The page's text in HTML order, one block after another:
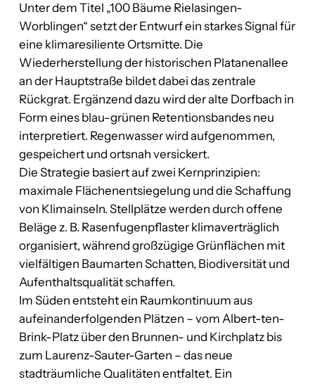
Unter dem Titel „100 Bäume Rielasingen-
Worblingen“ setzt der Entwurf ein starkes Signal für
eine klimaresiliente Ortsmitte. Die
Wiederherstellung der historischen Platanenallee
an der Hauptstraße bildet dabei das zentrale
Rückgrat. Ergänzend dazu wird der alte Dorfbach in
Form eines blau-grünen Retentionsbandes neu
interpretiert. Regenwasser wird aufgenommen,
gespeichert und ortsnah versickert.
Die Strategie basiert auf zwei Kernprinzipien:
maximale Flächenentsiegelung und die Schaffung
von Klimainseln. Stellplätze werden durch offene
Beläge z. B. Rasenfugenpflaster klimaverträglich
organisiert, während großzügige Grünflächen mit
vielfältigen Baumarten Schatten, Biodiversität und
Aufenthaltsqualität schaffen.
Im Süden entsteht ein Raumkontinuum aus
aufeinanderfolgenden Plätzen – vom Albert-ten-
Brink-Platz über den Brunnen- und Kirchplatz bis
zum Laurenz-Sauter-Garten – das neue
stadträumliche Qualitäten entfaltet. Ein